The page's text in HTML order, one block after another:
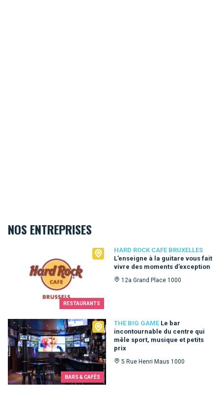
NOS ENTREPRISES
RESTAURANTS
HARD ROCK CAFE BRUXELLES
L’enseigne à la guitare vous fait
vivre des moments d’exception
12a Grand Place 1000
Hard Rock Cafe Bruxelles
BARS & CAFÉS
THE BIG GAME Le bar
incontournable du centre qui
mêle sport, musique et petits
prix
5 Rue Henri Maus 1000
The Big Game